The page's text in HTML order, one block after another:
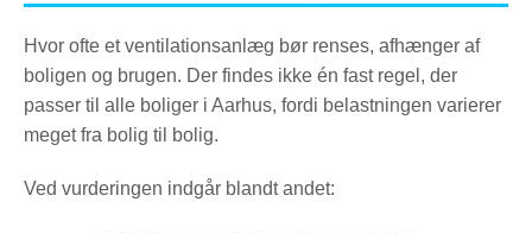
Hvor ofte et ventilationsanlæg bør renses, afhænger af
boligen og brugen. Der findes ikke én fast regel, der
passer til alle boliger i Aarhus, fordi belastningen varierer
meget fra bolig til bolig.
Ved vurderingen indgår blandt andet: